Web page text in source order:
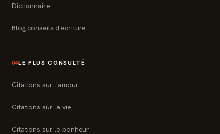
Dictionnaire
Blog conseils d'écriture
04LE PLUS CONSULTÉ
Citations sur l'amour
Citations sur la vie
Citations sur le bonheur